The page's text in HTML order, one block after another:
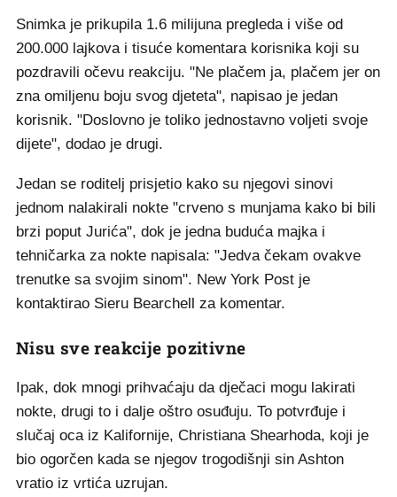
Snimka je prikupila 1.6 milijuna pregleda i više od
200.000 lajkova i tisuće komentara korisnika koji su
pozdravili očevu reakciju. "Ne plačem ja, plačem jer on
zna omiljenu boju svog djeteta", napisao je jedan
korisnik. "Doslovno je toliko jednostavno voljeti svoje
dijete", dodao je drugi.
Jedan se roditelj prisjetio kako su njegovi sinovi
jednom nalakirali nokte "crveno s munjama kako bi bili
brzi poput Jurića", dok je jedna buduća majka i
tehničarka za nokte napisala: "Jedva čekam ovakve
trenutke sa svojim sinom". New York Post je
kontaktirao Sieru Bearchell za komentar.
Nisu sve reakcije pozitivne
Ipak, dok mnogi prihvaćaju da dječaci mogu lakirati
nokte, drugi to i dalje oštro osuđuju. To potvrđuje i
slučaj oca iz Kalifornije, Christiana Shearhoda, koji je
bio ogorčen kada se njegov trogodišnji sin Ashton
vratio iz vrtića uzrujan.